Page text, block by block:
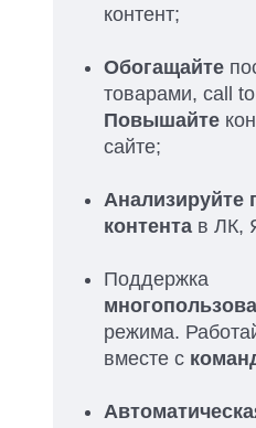
контент;
Обогащайте
товарами, call
Повышайте
сайте;
Анализируйте
контента в ЛК,
Поддержка
режима.
вместе с